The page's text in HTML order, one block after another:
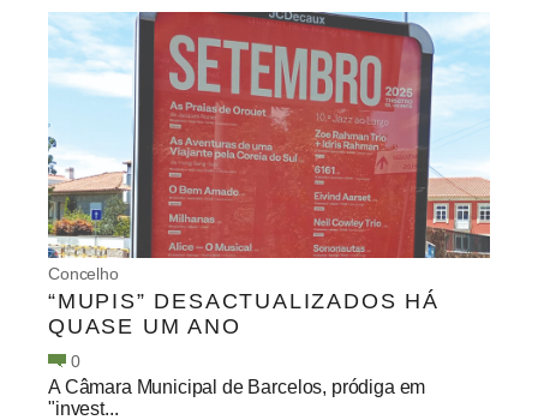
Concelho
“MUPIS” DESACTUALIZADOS HÁ
QUASE UM ANO
0
A Câmara Municipal de Barcelos, pródiga em
"invest...